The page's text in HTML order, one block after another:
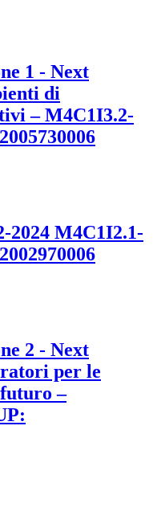
1 - Next
di
– M4C1I3.2-
2024 M4C1I2.1-
2 - Next
per le
–